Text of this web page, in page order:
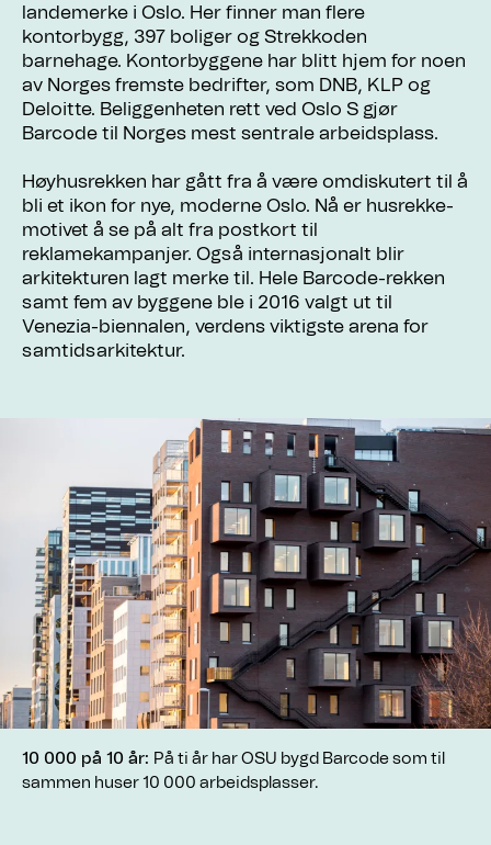
landemerke i Oslo. Her finner man flere
kontorbygg, 397 boliger og Strekkoden
barnehage. Kontorbyggene har blitt hjem for noen
av Norges fremste bedrifter, som DNB, KLP og
Deloitte. Beliggenheten rett ved Oslo S gjør
Barcode til Norges mest sentrale arbeidsplass.
Høyhusrekken har gått fra å være omdiskutert til å
bli et ikon for nye, moderne Oslo. Nå er husrekke-
motivet å se på alt fra postkort til
reklamekampanjer. Også internasjonalt blir
arkitekturen lagt merke til. Hele Barcode-rekken
samt fem av byggene ble i 2016 valgt ut til
Venezia-biennalen, verdens viktigste arena for
samtidsarkitektur.
10 000 på 10 år: På ti år har OSU bygd Barcode som til
sammen huser 10 000 arbeidsplasser.